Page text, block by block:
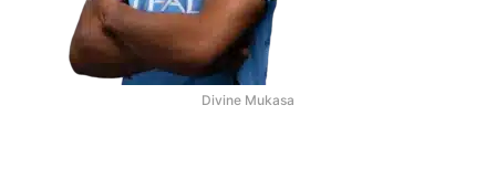
Divine Mukasa